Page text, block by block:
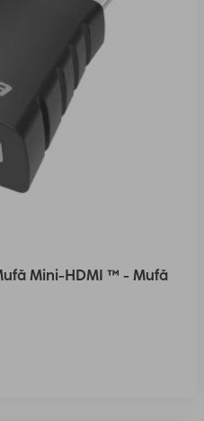
Mini-HDMI ™ - Mufă